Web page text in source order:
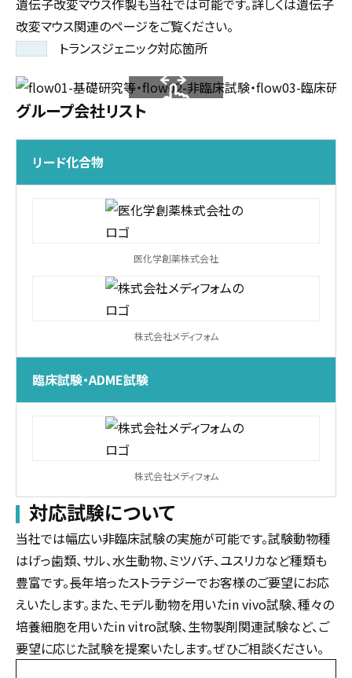
遺伝子改変マウス作製も当社では可能です。詳しくは遺伝子
改変マウス関連のページをご覧ください。
トランスジェニック対応箇所
グループ会社リスト
リード化合物
医化学創薬株式会社
株式会社メディフォム
臨床試験・ADME試験
株式会社メディフォム
対応試験について
当社では幅広い非臨床試験の実施が可能です。試験動物種
はげっ歯類、サル、水生動物、ミツバチ、ユスリカなど種類も
豊富です。長年培ったストラテジーでお客様のご要望にお応
えいたします。また、モデル動物を用いたin vivo試験、種々の
培養細胞を用いたin vitro試験、生物製剤関連試験など、ご
要望に応じた試験を提案いたします。ぜひご相談ください。